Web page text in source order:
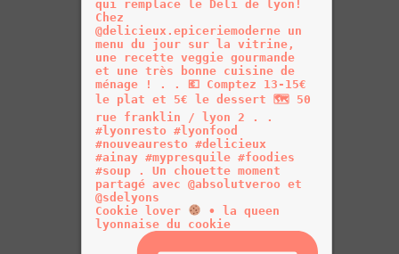
Cookie lover
• la queen
lyonnaise du cookie